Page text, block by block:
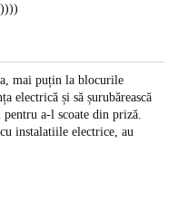
mai puțin la blocurile
electrică și să șurubărească
a-l scoate din priză.
instalatiile electrice, au